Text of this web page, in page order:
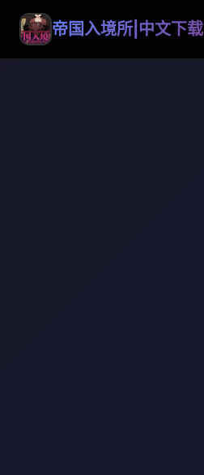
帝国入境所|中文下载